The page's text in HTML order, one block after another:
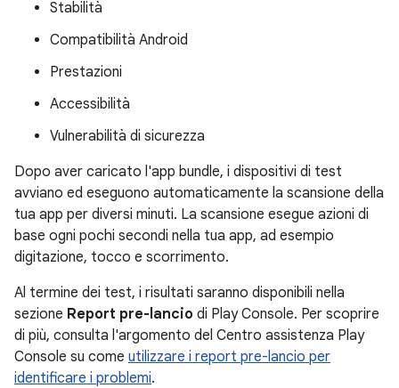
Stabilità
Compatibilità Android
Prestazioni
Accessibilità
Vulnerabilità di sicurezza
Dopo aver caricato l'app bundle, i dispositivi di test
avviano ed eseguono automaticamente la scansione della
tua app per diversi minuti. La scansione esegue azioni di
base ogni pochi secondi nella tua app, ad esempio
digitazione, tocco e scorrimento.
Al termine dei test, i risultati saranno disponibili nella
sezione Report pre-lancio di Play Console. Per scoprire
di più, consulta l'argomento del Centro assistenza Play
Console su come utilizzare i report pre-lancio per
identificare i problemi.